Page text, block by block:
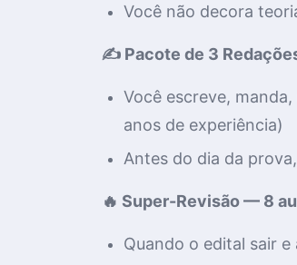
Você não decora
✍️ Pacote de 3
Você escreve,
anos de experiência)
Antes do dia da
🔥 Super-Revisão — 8
Quando o edital sair